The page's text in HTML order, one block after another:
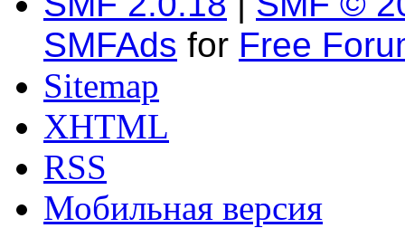
SMFAds for Free
Sitemap
XHTML
RSS
Мобильная версия